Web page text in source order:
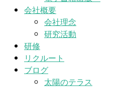
会社概要
会社理念
研究活動
研修
リクルート
ブログ
太陽のテラス